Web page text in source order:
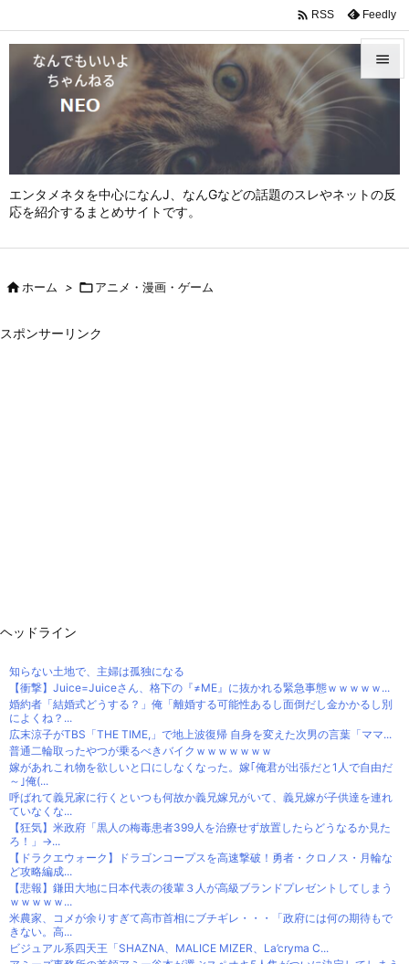
エンタメネタを中心になんJ、なんGなどの話題のスレやネットの反
応を紹介するまとめサイトです。



 RSS Feedly
ホーム > アニメ・漫画・ゲーム
スポンサーリンク
ヘッドライン
知らない土地で、主婦は孤独になる
【衝撃】Juice=Juiceさん、格下の『≠ME』に抜かれる緊急事態ｗｗｗｗｗ...
婚約者「結婚式どうする？」俺「離婚する可能性あるし面倒だし金かかるし別
によくね？...
広末涼子がTBS「THE TIME,」で地上波復帰 自身を変えた次男の言葉「ママ...
普通二輪取ったやつが乗るべきバイクｗｗｗｗｗｗｗ
嫁があれこれ物を欲しいと口にしなくなった。嫁｢俺君が出張だと1人で自由だ
～｣俺(...
呼ばれて義兄家に行くといつも何故か義兄嫁兄がいて、義兄嫁が子供達を連れ
ていなくな...
【狂気】米政府「黒人の梅毒患者399人を治療せず放置したらどうなるか見た
ろ！」→...
【ドラクエウォーク】ドラゴンコープスを高速撃破！勇者・クロノス・月輪な
ど攻略編成...
【悲報】鎌田大地に日本代表の後輩３人が高級ブランドプレゼントしてしまう
ｗｗｗｗｗ...
米農家、コメが余りすぎて高市首相にブチギレ・・・「政府には何の期待もで
きない。高...
ビジュアル系四天王「SHAZNA、MALICE MIZER、La’cryma C...